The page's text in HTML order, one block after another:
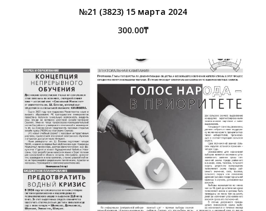
№21 (3823) 15 марта 2024
300.00₸